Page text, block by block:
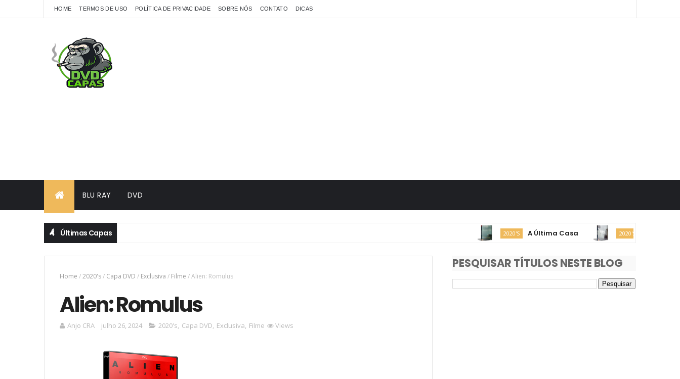
HOME TERMOS DE USO POLÍTICA DE PRIVACIDADE SOBRE NÓS CONTATO DICAS
BLU RAY DVD
Últimas Capas 2020'S A Última Casa 2020'S O Fim da Rua
Home /2020's/ Capa DVD / Exclusiva / Filme /Alien: Romulus
Alien: Romulus
Anjo CRA julho 26, 2024 2020's, Capa DVD, Exclusiva, Filme Views
PESQUISAR TÍTULOS NESTE BLOG